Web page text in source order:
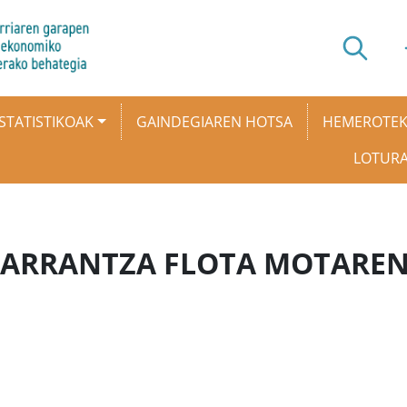
GAINDEGIAREN HOTSA
FLOTA